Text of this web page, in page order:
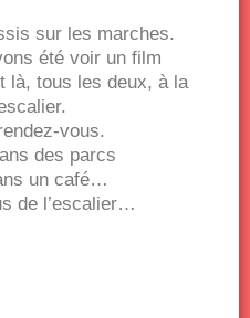
sur les marches.
été voir un film
là, tous les deux, à la
vous.
des parcs
un café…
de l’escalier…